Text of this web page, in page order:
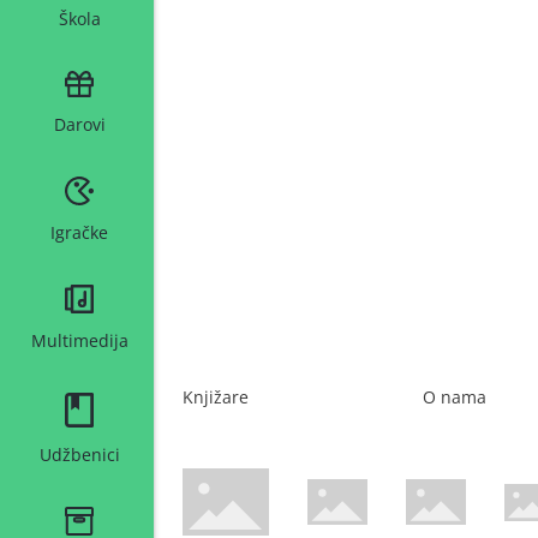
Škola
Darovi
Igračke
Multimedija
Udžbenici
Knjižare O nama
WsPay web stranicaMaestro web stranicaMastercard web